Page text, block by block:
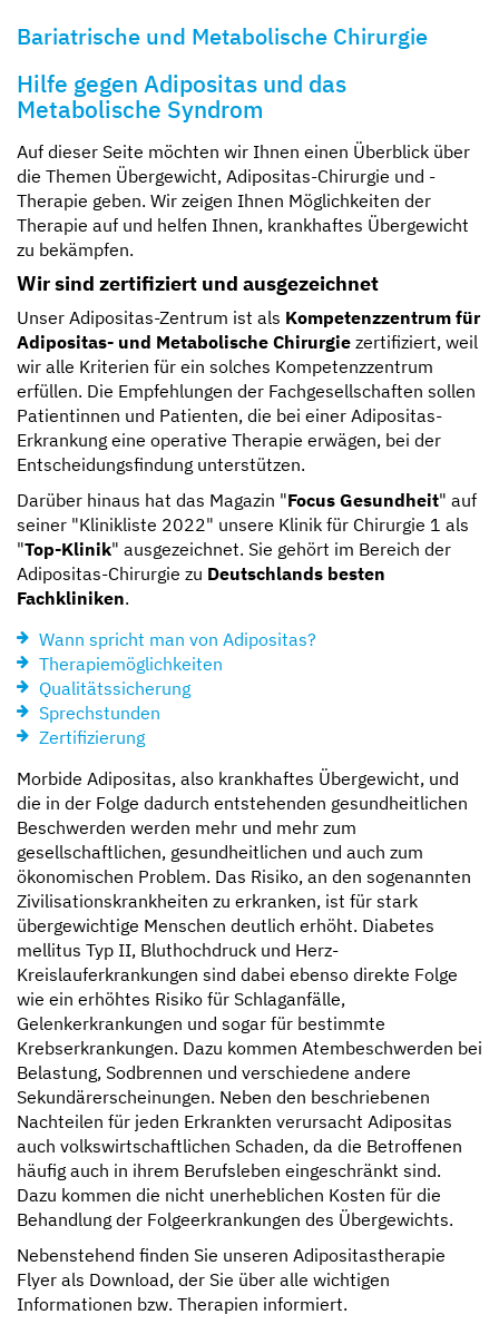
Kompetent und zugewandt
Mit besten Aussichten
Sicher und geborgen
Erzähl sie uns auf
Bariatrische und Metabolische Chirurgie
Hilfe gegen Adipositas und das
Metabolische Syndrom
Auf dieser Seite möchten wir Ihnen einen Überblick über
die Themen Übergewicht, Adipositas-Chirurgie und -
Therapie geben. Wir zeigen Ihnen Möglichkeiten der
Therapie auf und helfen Ihnen, krankhaftes Übergewicht
zu bekämpfen.
Wir sind zertifiziert und ausgezeichnet
Unser Adipositas-Zentrum ist als Kompetenzzentrum für
Adipositas- und Metabolische Chirurgie zertifiziert, weil
wir alle Kriterien für ein solches Kompetenzzentrum
erfüllen. Die Empfehlungen der Fachgesellschaften sollen
Patientinnen und Patienten, die bei einer Adipositas-
Erkrankung eine operative Therapie erwägen, bei der
Entscheidungsfindung unterstützen.
Darüber hinaus hat das Magazin "Focus Gesundheit" auf
seiner "Klinikliste 2022" unsere Klinik für Chirurgie 1 als
"Top-Klinik" ausgezeichnet. Sie gehört im Bereich der
Adipositas-Chirurgie zu Deutschlands besten
Fachkliniken.
Wann spricht man von Adipositas?
Therapiemöglichkeiten
Qualitätssicherung
Sprechstunden
Zertifizierung
Morbide Adipositas, also krankhaftes Übergewicht, und
die in der Folge dadurch entstehenden gesundheitlichen
Beschwerden werden mehr und mehr zum
gesellschaftlichen, gesundheitlichen und auch zum
ökonomischen Problem. Das Risiko, an den sogenannten
Zivilisationskrankheiten zu erkranken, ist für stark
übergewichtige Menschen deutlich erhöht. Diabetes
mellitus Typ II, Bluthochdruck und Herz-
Kreislauferkrankungen sind dabei ebenso direkte Folge
wie ein erhöhtes Risiko für Schlaganfälle,
Gelenkerkrankungen und sogar für bestimmte
Krebserkrankungen. Dazu kommen Atembeschwerden bei
Belastung, Sodbrennen und verschiedene andere
Sekundärerscheinungen. Neben den beschriebenen
Nachteilen für jeden Erkrankten verursacht Adipositas
auch volkswirtschaftlichen Schaden, da die Betroffenen
häufig auch in ihrem Berufsleben eingeschränkt sind.
Dazu kommen die nicht unerheblichen Kosten für die
Behandlung der Folgeerkrankungen des Übergewichts.
Nebenstehend finden Sie unseren Adipositastherapie
Flyer als Download, der Sie über alle wichtigen
Informationen bzw. Therapien informiert.